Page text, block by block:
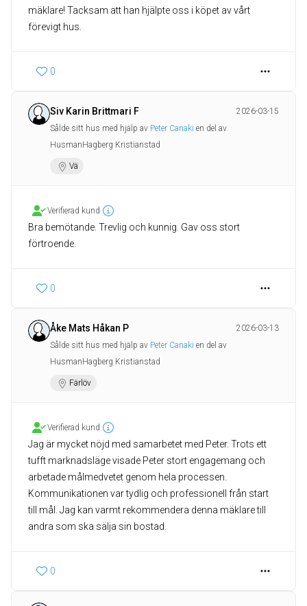
mäklare! Tacksam att han hjälpte oss i köpet av vårt
förevigt hus.
0
Siv Karin Brittmari F
2026-03-15
Sålde sitt hus med hjälp av Peter Canaki en del av
HusmanHagberg Kristianstad
Vä
Verifierad kund
Bra bemötande. Trevlig och kunnig. Gav oss stort
förtroende.
0
Åke Mats Håkan P
2026-03-13
Sålde sitt hus med hjälp av Peter Canaki en del av
HusmanHagberg Kristianstad
Färlöv
Verifierad kund
Jag är mycket nöjd med samarbetet med Peter. Trots ett
tufft marknadsläge visade Peter stort engagemang och
arbetade målmedvetet genom hela processen.
Kommunikationen var tydlig och professionell från start
till mål. Jag kan varmt rekommendera denna mäklare till
andra som ska sälja sin bostad.
0